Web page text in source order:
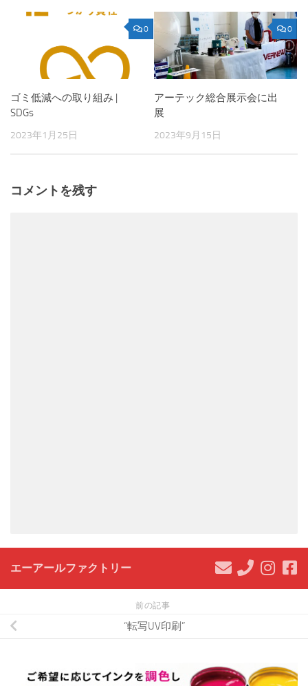
0
ゴミ低減への取り組み |
SDGs
2023年1月25日
0
アーテック総合展示会に出
展
2023年9月15日
コメントを残す
エーアールファクトリー
前の記事
“転写UV印刷”